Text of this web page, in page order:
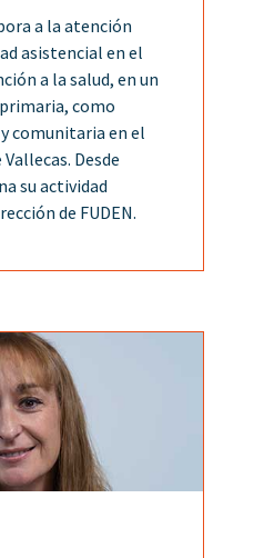
a la atención
asistencial en el
a la salud, en un
como
comunitaria en el
Desde
su actividad
de FUDEN.